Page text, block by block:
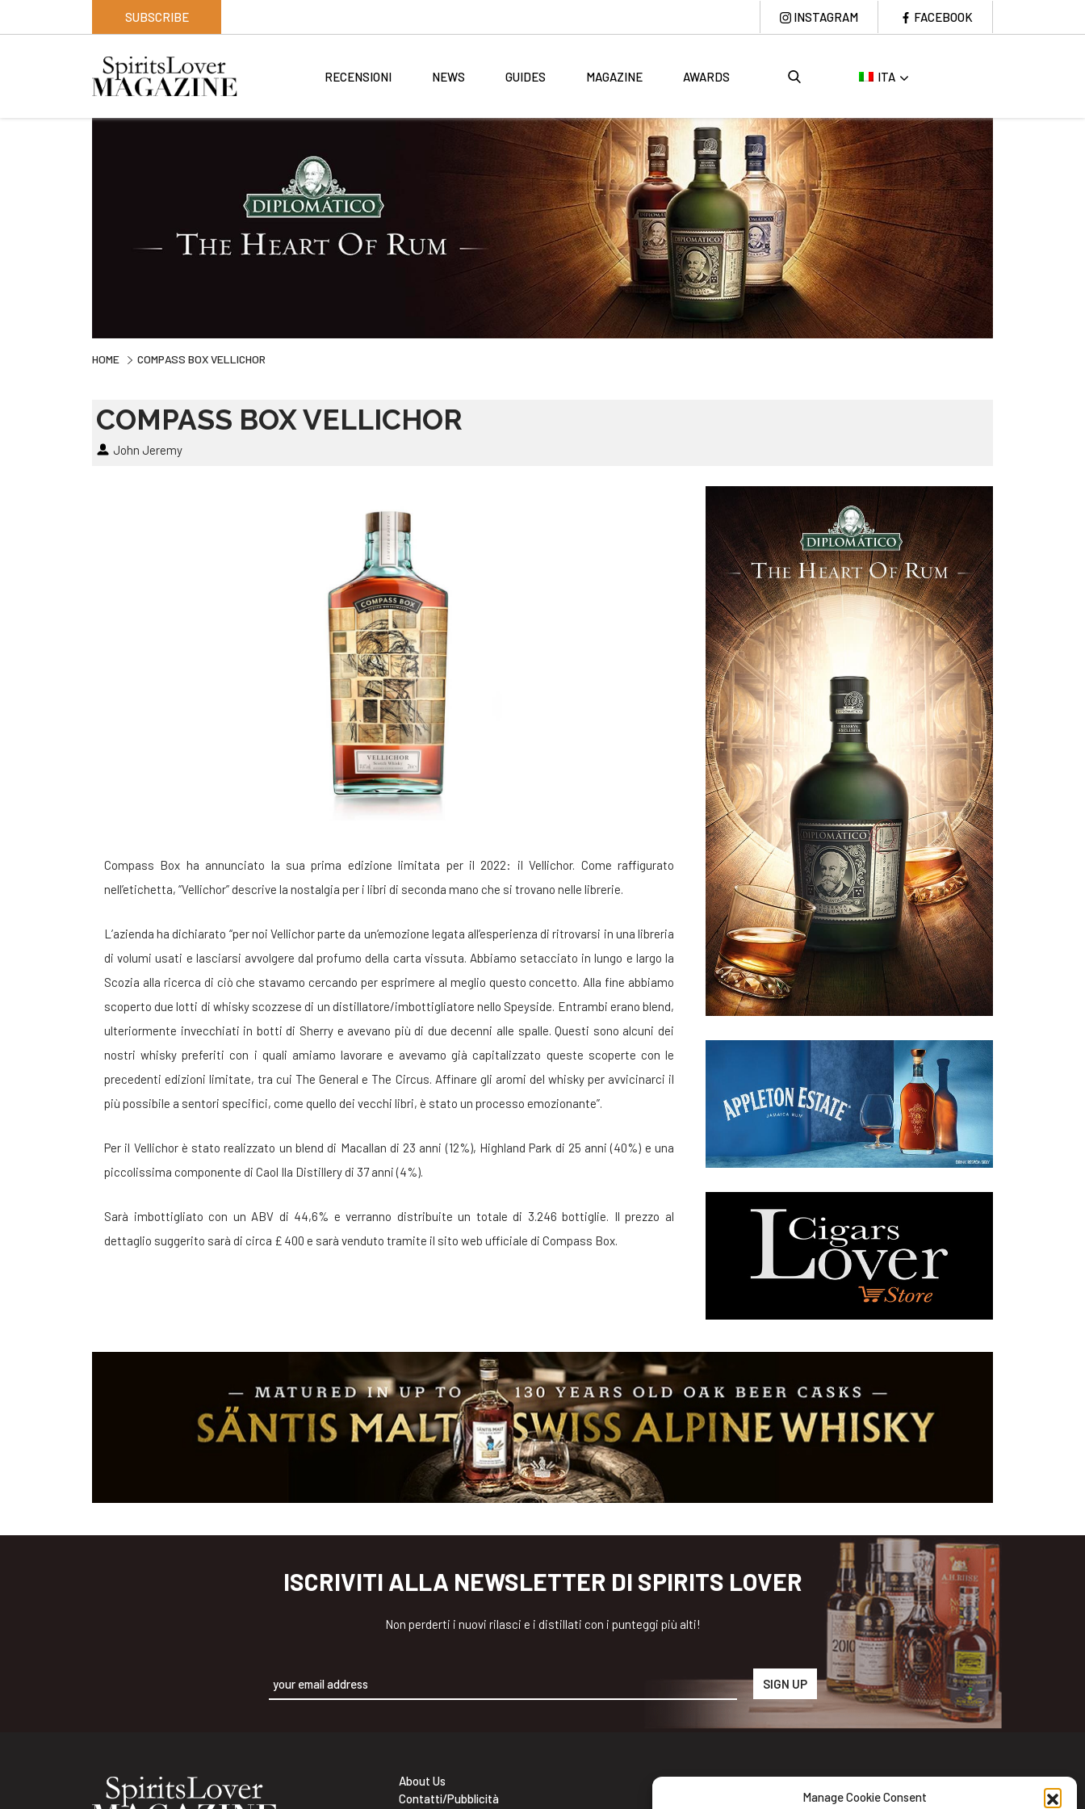
Manage Cookie Consent
SUBSCRIBE INSTAGRAM FACEBOOK
ITA
RECENSIONI NEWS GUIDES MAGAZINE AWARDS
HOME COMPASS BOX VELLICHOR
COMPASS BOX VELLICHOR
John Jeremy
Compass Box ha annunciato la sua prima edizione limitata per il 2022: il Vellichor. Come raffigurato
nell’etichetta, “Vellichor” descrive la nostalgia per i libri di seconda mano che si trovano nelle librerie.
L’azienda ha dichiarato “per noi Vellichor parte da un’emozione legata all’esperienza di ritrovarsi in una libreria
di volumi usati e lasciarsi avvolgere dal profumo della carta vissuta. Abbiamo setacciato in lungo e largo la
Scozia alla ricerca di ciò che stavamo cercando per esprimere al meglio questo concetto. Alla fine abbiamo
scoperto due lotti di whisky scozzese di un distillatore/imbottigliatore nello Speyside. Entrambi erano blend,
ulteriormente invecchiati in botti di Sherry e avevano più di due decenni alle spalle. Questi sono alcuni dei
nostri whisky preferiti con i quali amiamo lavorare e avevamo già capitalizzato queste scoperte con le
precedenti edizioni limitate, tra cui The General e The Circus. Affinare gli aromi del whisky per avvicinarci il
più possibile a sentori specifici, come quello dei vecchi libri, è stato un processo emozionante”.
Per il Vellichor è stato realizzato un blend di Macallan di 23 anni (12%), Highland Park di 25 anni (40%) e una
piccolissima componente di Caol Ila Distillery di 37 anni (4%).
Sarà imbottigliato con un ABV di 44,6% e verranno distribuite un totale di 3.246 bottiglie. Il prezzo al
dettaglio suggerito sarà di circa £ 400 e sarà venduto tramite il sito web ufficiale di Compass Box.
ISCRIVITI ALLA NEWSLETTER DI SPIRITS LOVER
Non perderti i nuovi rilasci e i distillati con i punteggi più alti!
About Us
Contatti/Pubblicità